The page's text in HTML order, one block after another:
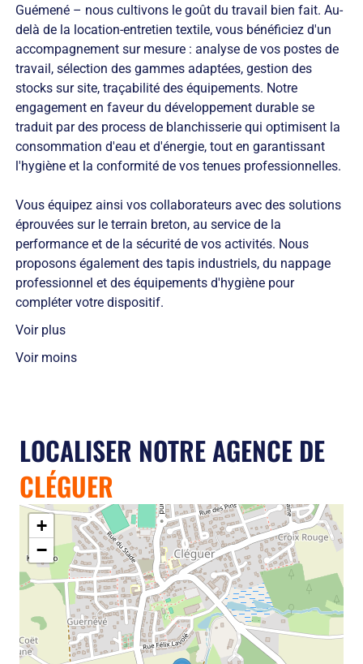
Guémené – nous cultivons le goût du travail bien fait. Au-
delà de la location-entretien textile, vous bénéficiez d'un
accompagnement sur mesure : analyse de vos postes de
travail, sélection des gammes adaptées, gestion des
stocks sur site, traçabilité des équipements. Notre
engagement en faveur du développement durable se
traduit par des process de blanchisserie qui optimisent la
consommation d'eau et d'énergie, tout en garantissant
l'hygiène et la conformité de vos tenues professionnelles.
Vous équipez ainsi vos collaborateurs avec des solutions
éprouvées sur le terrain breton, au service de la
performance et de la sécurité de vos activités. Nous
proposons également des tapis industriels, du nappage
professionnel et des équipements d'hygiène pour
compléter votre dispositif.
Voir plus
Voir moins
+
−
LOCALISER NOTRE AGENCE DE
CLÉGUER